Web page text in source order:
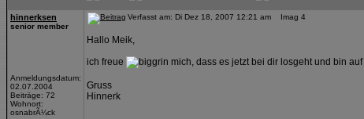
hinnerksen
senior member
Anmeldungsdatum:
02.07.2004
Beiträge: 72
Wohnort:
osnabrÃ¼ck
Verfasst am: Di Dez 18, 2007 12:21 am Imag 4
Hallo Meik,
ich freue
mich, dass es jetzt bei dir losgeht und bin
Gruss
Hinnerk